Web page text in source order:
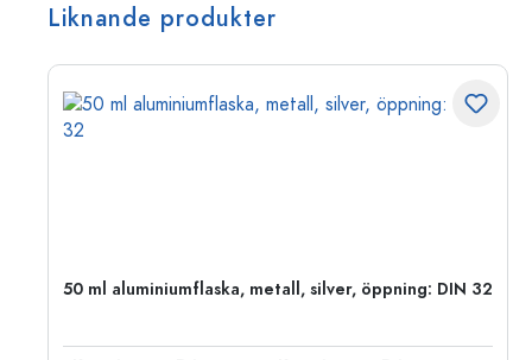
Liknande produkter
50 ml aluminiumflaska, metall, silver, öppning: DIN 32